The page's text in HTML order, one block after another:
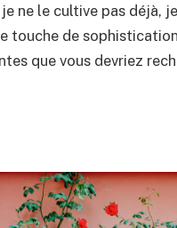
ne le cultive pas déjà,
touche de
que vous devriez